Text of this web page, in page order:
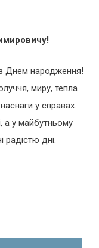
Днем народження!
миру, тепла
у справах.
а у майбутньому
радістю дні.